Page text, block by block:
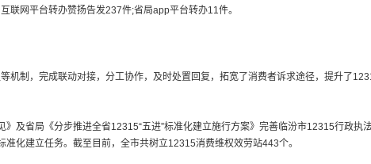
联网平台转办赞扬告发237件;省局app平台转办11件。
机制，完成联动对接，分工协作，及时处置回复，拓宽了消费者诉求途径，提升了
及省局《分步推进全省12315“五进”标准化建立施行方案》完善临汾市12315行政
化建立任务。截至目前，全市共树立12315消费维权效劳站443个。